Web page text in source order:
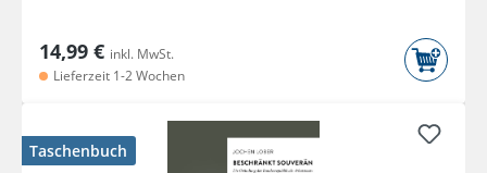
14,99 € inkl. MwSt.
Lieferzeit 1-2 Wochen
Taschenbuch